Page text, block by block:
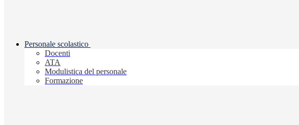
Personale scolastico
Docenti
ATA
Modulistica del personale
Formazione